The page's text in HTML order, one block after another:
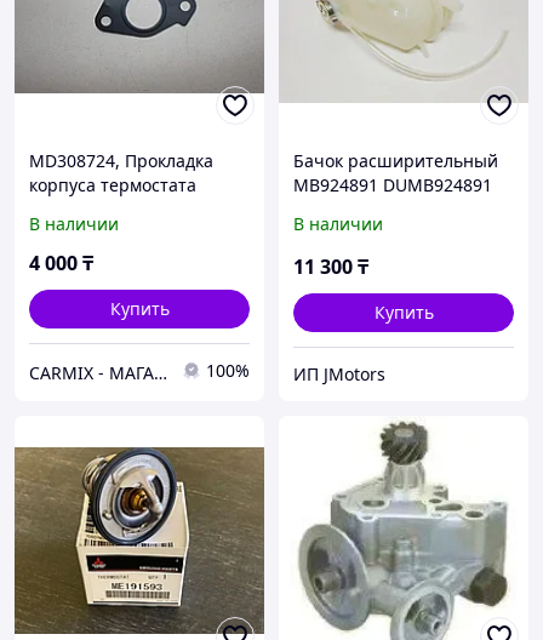
MD308724, Прокладка
корпуса термостата
V43W, MONTERO SPORT
K96W
В наличии
4 000₸
Купить
СARMIX - МАГАЗИН АВТОЗАПЧАСТЕЙ В НУР-СУЛТАНЕ (АСТАНА) 100%
Бачок расширительный
MB924891 DUMB924891
В наличии
11 300₸
Купить
ИП JMotors